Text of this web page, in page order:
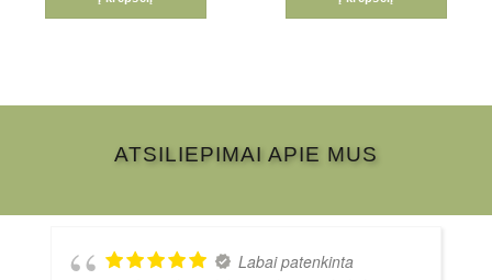
ATSILIEPIMAI APIE MUS
Labai patenkinta